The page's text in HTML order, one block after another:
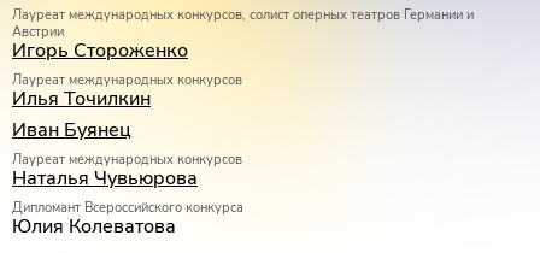
Лауреат международных конкурсов, солист оперных театров Германии и
Австрии
Игорь Стороженко
Лауреат международных конкурсов
Илья Точилкин
Иван Буянец
Лауреат международных конкурсов
Наталья Чувьюрова
Дипломант Всероссийского конкурса
Юлия Колеватова